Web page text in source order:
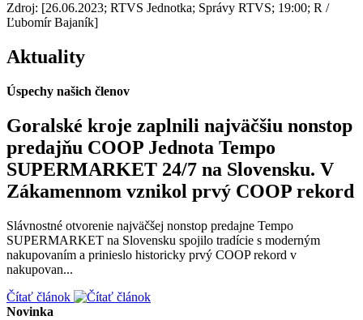
Zdroj: [26.06.2023; RTVS Jednotka; Správy RTVS; 19:00; R /
Ľubomír Bajaník]
Aktuality
Úspechy našich členov
Goralské kroje zaplnili najväčšiu nonstop
predajňu COOP Jednota Tempo
SUPERMARKET 24/7 na Slovensku. V
Zákamennom vznikol prvý COOP rekord
Slávnostné otvorenie najväčšej nonstop predajne Tempo
SUPERMARKET na Slovensku spojilo tradície s moderným
nakupovaním a prinieslo historicky prvý COOP rekord v
nakupovan...
Čítať článok
Novinka